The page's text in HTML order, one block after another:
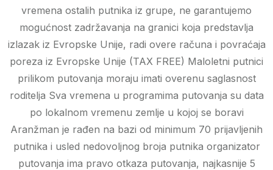
vremena ostalih putnika iz grupe, ne garantujemo
mogućnost zadržavanja na granici koja predstavlja
izlazak iz Evropske Unije, radi overe računa i povraćaja
poreza iz Evropske Unije (TAX FREE) Maloletni putnici
prilikom putovanja moraju imati overenu saglasnost
roditelja Sva vremena u programima putovanja su data
po lokalnom vremenu zemlje u kojoj se boravi
Aranžman je rađen na bazi od minimum 70 prijavljenih
putnika i usled nedovoljnog broja putnika organizator
putovanja ima pravo otkaza putovanja, najkasnije 5